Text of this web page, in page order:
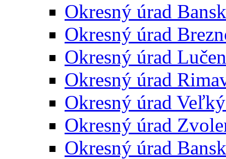
Okresný úrad
Okresný úrad
Okresný úrad
Okresný úrad
Okresný úrad
Okresný úrad
Okresný úrad